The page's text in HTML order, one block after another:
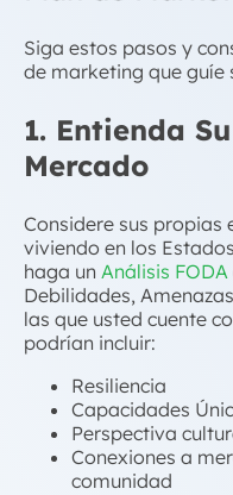
Siga estos pasos y
de marketing que guíe
1. Entienda
Mercado
Considere sus
viviendo en los
haga un Análisis FODA
Debilidades,
las que usted cuente
podrían incluir:
Resiliencia
Capacidades
Perspectiva
Conexiones a
comunidad